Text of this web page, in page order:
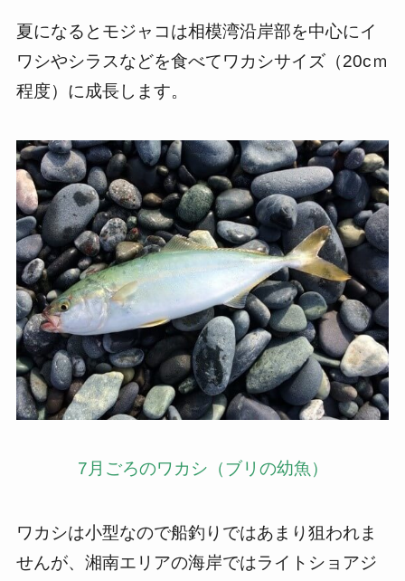
夏になるとモジャコは相模湾沿岸部を中心にイ
ワシやシラスなどを食べてワカシサイズ（20cｍ
程度）に成長します。
7月ごろのワカシ（ブリの幼魚）
ワカシは小型なので船釣りではあまり狙われま
せんが、湘南エリアの海岸ではライトショアジ